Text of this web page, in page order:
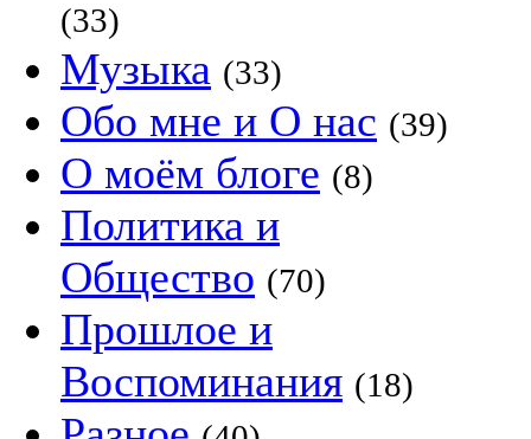
(33)
Музыка (33)
Обо мне и О нас (39)
О моём блоге (8)
Политика и
Общество (70)
Прошлое и
Воспоминания (18)